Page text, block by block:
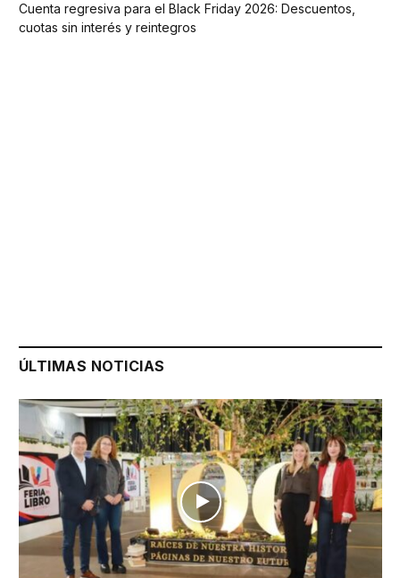
Cuenta regresiva para el Black Friday 2026: Descuentos,
cuotas sin interés y reintegros
ÚLTIMAS NOTICIAS